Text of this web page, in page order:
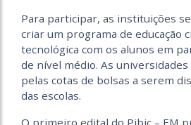
Para participar, as instituições
criar um programa de educação
tecnológica com os alunos em
de nível médio. As
pelas cotas de bolsas a serem
das escolas.